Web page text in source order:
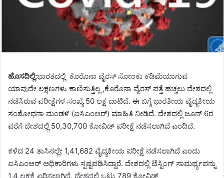
ಹೊಸದಿಲ್ಲಿ:ಭಾರತದಲ್ಲಿ ಕೊರೊನಾ ವೈರಸ್ ಸೋಂಕು ಕಡಿಮೆಯಾಗುವ
ಯಾವುದೇ ಲಕ್ಷಣಗಳು ಕಾಣಿಸುತ್ತಿಲ್ಲ ,ಕೊರೊನಾ ವೈರಸ್ ಪತ್ತೆ ಹಚ್ಚಲು ದೇಶದಲ್ಲಿ
ನಡೆಸಿರುವ ಪರೀಕ್ಷೆಗಳ ಸಂಖ್ಯೆ 50 ಲಕ್ಷ ದಾಟಿದೆ. ಈ ಬಗ್ಗೆ ಭಾರತೀಯ ವೈದ್ಯಕೀಯ
ಸಂಶೋಧನಾ ಮಂಡಳಿ (ಐಸಿಎಂಆರ್) ಮಾಹಿತಿ ನೀಡಿದೆ. ದೇಶದಲ್ಲಿ ಜೂನ್ 6ರ
ವರೆಗೆ ದೇಶದಲ್ಲಿ 50,30,700 ಕೋವಿಡ್ ಪರೀಕ್ಷೆ ನಡೆಸಲಾಗಿದೆ ಎಂದಿದೆ.
ಕಳೆದ 24 ತಾಸಿನಲ್ಲೇ 1,41,682 ವೈದ್ಯಕೀಯ ಪರೀಕ್ಷೆ ನಡೆಸಲಾಗಿದೆ ಎಂದು
ಐಸಿಎಂಆರ್ ಅಧಿಕಾರಿಗಳು ಸ್ಪಷ್ಟಪಡಿಸಿದ್ದಾರೆ. ದೇಶದಲ್ಲಿ ಟೆಸ್ಟಿಂಗ್ ಸಾಮರ್ಥ್ಯವನ್ನು
1.4 ಲಕ್ಷಕ್ಕೆ ಏರಿಸಲಾಗಿದೆ. ದೇಶದಲ್ಲಿ ಒಟ್ಟು 789 ಕೋವಿಡ್